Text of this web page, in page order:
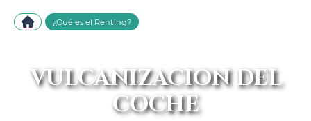
¿Qué es el Renting?
VULCANIZACION DEL
COCHE